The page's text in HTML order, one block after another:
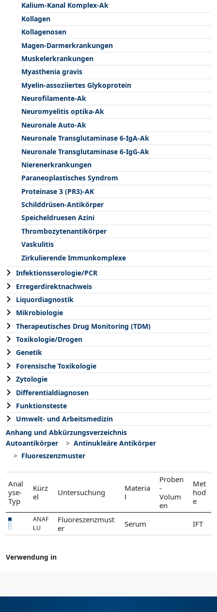
Kalium-Kanal Komplex-Ak
Kollagen
Kollagenosen
Magen-Darmerkrankungen
Muskelerkrankungen
Myasthenia gravis
Myelin-assoziiertes Glykoprotein
Neurofilamente-Ak
Neuromyelitis optika-Ak
Neuronale Auto-Ak
Neuronale Transglutaminase 6-IgA-Ak
Neuronale Transglutaminase 6-IgG-Ak
Nierenerkrankungen
Paraneoplastisches Syndrom
Proteinase 3 (PR3)-AK
Schilddrüsen-Antikörper
Speicheldruesen Azini
Thrombozytenantikörper
Vaskulitis
Zirkulierende Immunkomplexe
Infektionsserologie/PCR
Erregerdirektnachweis
Liquordiagnostik
Mikrobiologie
Therapeutisches Drug Monitoring (TDM)
Toxikologie/Drogen
Genetik
Forensische Toxikologie
Zytologie
Differentialdiagnosen
Funktionsteste
Umwelt- und Arbeitsmedizin
Anhang und Abkürzungsverzeichnis
Autoantikörper
Antinukleäre Antikörper
Fluoreszenzmuster
Anal
yse-
Typ
Kürz
el
Untersuchung
Materia
l
Proben
-
Volum
en
Met
hod
e
ANAF
LU
Fluoreszenzmust
er
Serum IFT
Verwendung in
2026-08-06